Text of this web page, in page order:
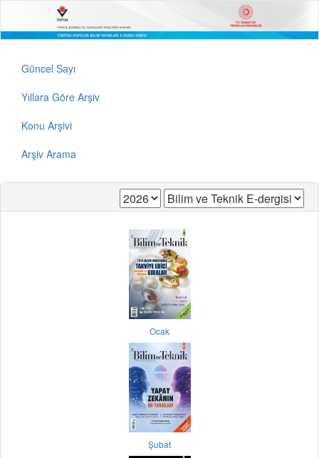
Güncel Sayı
Yıllara Göre Arşiv
Konu Arşivi
Arşiv Arama
Ocak
Şubat